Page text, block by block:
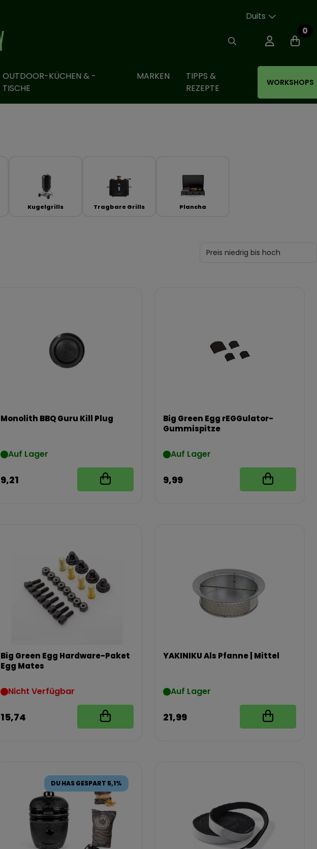
Duits
0
OUTDOOR-KÜCHEN & -
TISCHE
MARKEN
TIPPS &
REZEPTE
WORKSHOPS
Kugelgrills Tragbare Grills Plancha
Monolith BBQ Guru Kill Plug
Auf Lager
9,21
Big Green Egg rEGGulator-
Gummispitze
Auf Lager
9,99
Big Green Egg Hardware-Paket
Egg Mates
Nicht Verfügbar
15,74
YAKINIKU Als Pfanne | Mittel
Auf Lager
21,99
DU HAS GESPART 5,1%